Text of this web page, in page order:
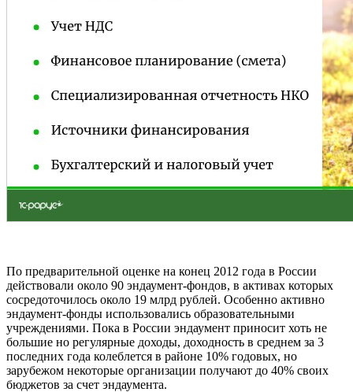
По предварительной оценке на конец 2012 года в России
действовали около 90 эндаумент-фондов, в активах которых
сосредоточилось около 19 млрд рублей. Особенно активно
эндаумент-фонды использовались образовательными
учреждениями. Пока в России эндаумент приносит хоть не
большие но регулярные доходы, доходность в среднем за 3
последних года колеблется в районе 10% годовых, но
зарубежом некоторые организации получают до 40% своих
бюджетов за счет эндаумента.